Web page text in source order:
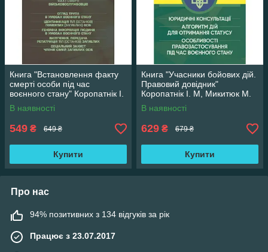
Книга "Встановлення факту
смерті особи під час
воєнного стану" Коропатнік І.
М, Микитюк М. А
В наявності
549 ₴ 649 ₴
Купити
Книга "Учасники бойових дій.
Правовий довідник"
Коропатнік І. М, Микитюк М.
А
В наявності
629 ₴ 679 ₴
Купити
Про нас
94% позитивних з 134 відгуків за рік
Працює з 23.07.2017